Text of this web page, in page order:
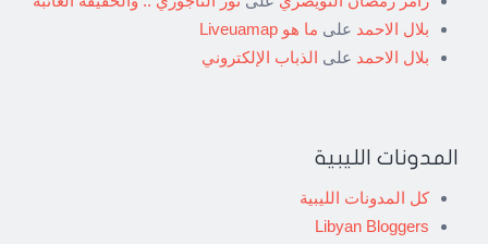
بلال الاحمد على ما هو Liveuamap
بلال الاحمد على الذباب الإلكتروني
المدونات الليبية
كل المدونات الليبية
Libyan Bloggers